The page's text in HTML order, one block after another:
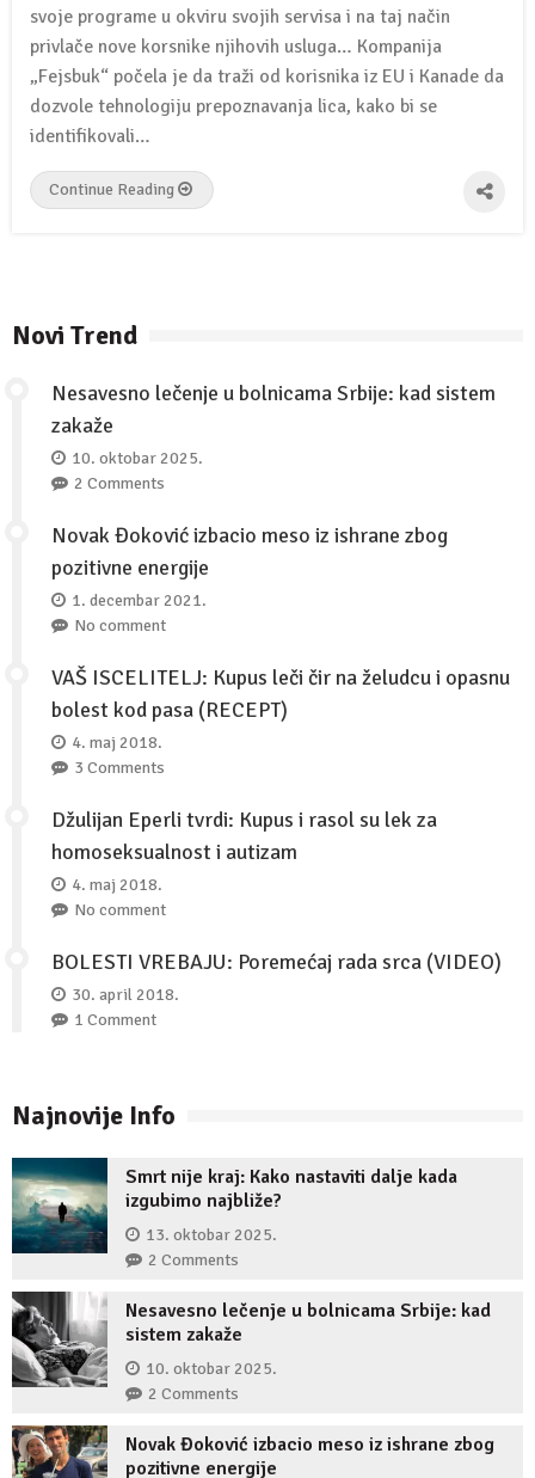
svoje programe u okviru svojih servisa i na taj način
privlače nove korsnike njihovih usluga… Kompanija
„Fejsbuk“ počela je da traži od korisnika iz EU i Kanade da
dozvole tehnologiju prepoznavanja lica, kako bi se
identifikovali…
Continue Reading
Novi Trend
Nesavesno lečenje u bolnicama Srbije: kad sistem
zakaže
10. oktobar 2025.
2 Comments
Novak Đoković izbacio meso iz ishrane zbog
pozitivne energije
1. decembar 2021.
No comment
VAŠ ISCELITELJ: Kupus leči čir na želudcu i opasnu
bolest kod pasa (RECEPT)
4. maj 2018.
3 Comments
Džulijan Eperli tvrdi: Kupus i rasol su lek za
homoseksualnost i autizam
4. maj 2018.
No comment
BOLESTI VREBAJU: Poremećaj rada srca (VIDEO)
30. april 2018.
1 Comment
Najnovije Info
Smrt nije kraj: Kako nastaviti dalje kada
izgubimo najbliže?
13. oktobar 2025.
2 Comments
Nesavesno lečenje u bolnicama Srbije: kad
sistem zakaže
10. oktobar 2025.
2 Comments
Novak Đoković izbacio meso iz ishrane zbog
pozitivne energije